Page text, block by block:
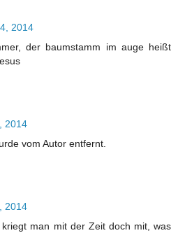
2014
der baumstamm im auge heißt
2014
vom Autor entfernt.
2014
man mit der Zeit doch mit, was